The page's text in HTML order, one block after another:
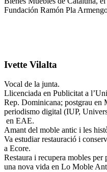
Fundación Ramón Pla
Ivette Vilalta
Vocal de la junta.
Llicenciada en Publicitat a
Rep. Dominicana; postgrau en
periodismo digital (IUP,
en EAE.
Amant del moble antic i les
Va estudiar restauració i
a Ecore.
Restaura i recupera mobles
una nova vida en Lo Moble